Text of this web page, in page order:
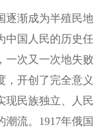
成为半殖民
国人民的历史
次又一次地失
开创了完全意
民族独立、人
流。1917年